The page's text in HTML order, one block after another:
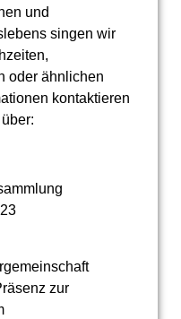
und
singen wir
oder ähnlichen
kontaktieren
zur